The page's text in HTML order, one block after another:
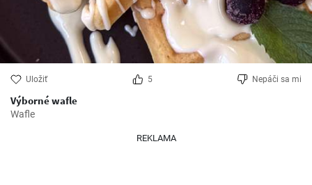
Uložiť 5 Nepáči sa mi
Výborné wafle
Wafle
REKLAMA